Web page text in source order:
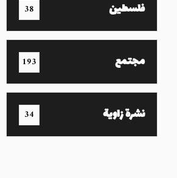
فلسطين 38
مجتمع 193
نشرة زاوية 34